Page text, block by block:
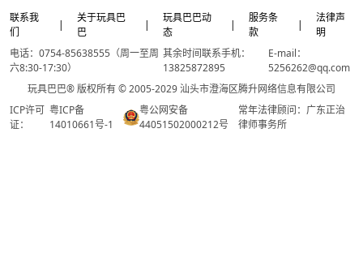
联系我
们
|
关于玩具巴
巴
|
玩具巴巴动
态
|
服务条
款
|
法律声
明
电话：0754-85638555（周一至周
六8:30-17:30）
其余时间联系手机：
13825872895
E-mail：
5256262@qq.com
玩具巴巴® 版权所有 © 2005-2029 汕头市澄海区腾升网络信息有限公司
ICP许可
证：
粤ICP备
14010661号-1
粤公网安备
44051502000212号
常年法律顾问：广东正治
律师事务所